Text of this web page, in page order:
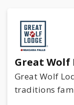
Great Wolf
Great Wolf
traditions